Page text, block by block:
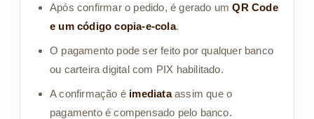
Após confirmar o pedido, é gerado umQR Code
e um código copia-e-cola.
O pagamento pode ser feito por qualquer banco
ou carteira digital com PIX habilitado.
A confirmação é imediataassim que o
pagamento é compensado pelo banco.